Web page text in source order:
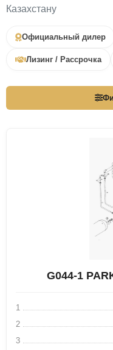
Казахстану
Официальный дилер
Лизинг / Рассрочка
G044-1
1
2
3